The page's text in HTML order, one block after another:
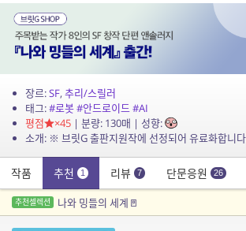
장르:SF,추리/스릴러
태그:#로봇#안드로이드#AI
평점
×45| 분량: 130매 | 성향:
작품 추천 1 리뷰 7 단문응원 26
추천셀렉션 나와 밍들의 세계🚪